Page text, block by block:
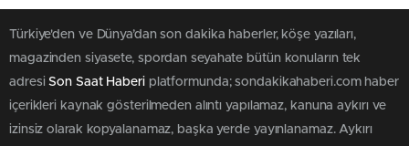
Türkiye'den ve Dünya’dan son dakika haberler, köşe yazıları,
magazinden siyasete, spordan seyahate bütün konuların tek
adresiSon Saat Haberiplatformunda; sondakikahaberi.com haber
içerikleri kaynak gösterilmeden alıntı yapılamaz, kanuna aykırı ve
izinsiz olarak kopyalanamaz, başka yerde yayınlanamaz. Aykırı